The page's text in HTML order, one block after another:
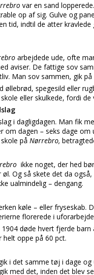
var en sand
op af sig. Gulve og
tid, indtil de atter kravlede
arbejdede ude, ofte
aviser. De fattige sov
Man sov sammen, gik
øllebrød, spegesild eller
eller skulkede, fordi
i dagligdagen. Man fik
om dagen – seks dage
på Nørrebro,
ikke noget, der hed
Og så skete det da
ualmindelig – dengang.
køle – eller
florerede i
døde hvert fjerde
helt oppe på 60 pct.
i det samme tøj i dage
med det, inden det blev